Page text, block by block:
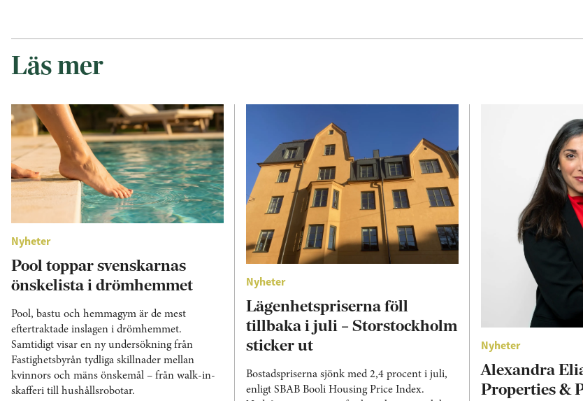
Läs mer
Nyheter
Pool toppar svenskarnas
önskelista i drömhemmet
Pool, bastu och hemmagym är de mest
eftertraktade inslagen i drömhemmet.
Samtidigt visar en ny undersökning från
Fastighetsbyrån tydliga skillnader mellan
kvinnors och mäns önskemål – från walk-in-
skafferi till hushållsrobotar.
Nyheter
Lägenhetspriserna föll
tillbaka i juli – Storstockholm
sticker ut
Bostadspriserna sjönk med 2,4 procent i juli,
enligt SBAB Booli Housing Price Index.
Nyheter
Alexandra
Properties &